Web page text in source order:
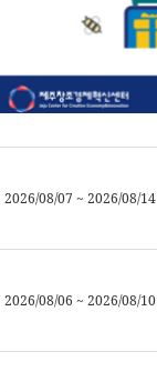
2026/08/07 ~ 2026/08/14
2026/08/06 ~ 2026/08/10